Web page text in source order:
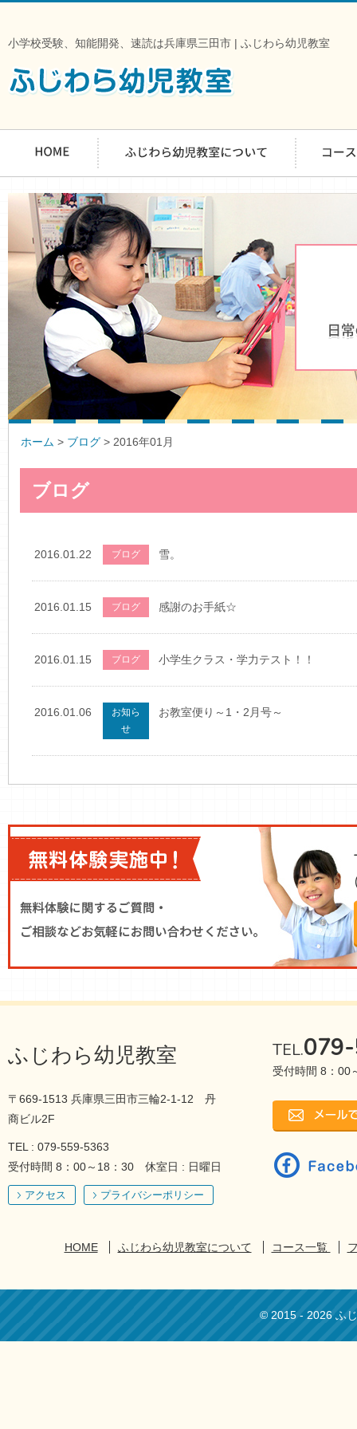
小学校受験、知能開発、速読は兵庫県三田市 | ふじわら幼児教室
ホーム > ブログ > 2016年01月
ブログ
2016.01.22 ブログ 雪。
2016.01.15 ブログ 感謝のお手紙☆
2016.01.15 ブログ 小学生クラス・学力テスト！！
2016.01.06
お知ら
せ
お教室便り～1・2月号～
ふじわら幼児教室
〒669-1513 兵庫県三田市三輪2-1-12 丹
商ビル2F
TEL : 079-559-5363
受付時間 8：00～18：30 休室日 : 日曜日
アクセス プライバシーポリシー
TEL.
受付時間 8：00
HOME ふじわら幼児教室について コース一覧
© 2015 - 2026 ふ